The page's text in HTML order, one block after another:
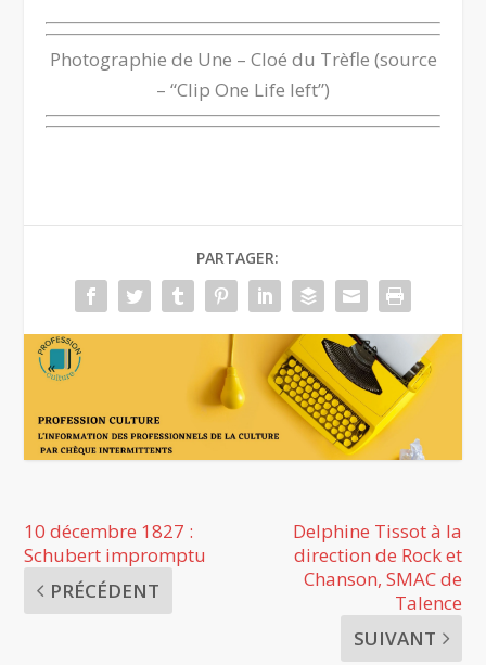
Photographie de Une – Cloé du Trèfle (source
– “Clip One Life left”)
PARTAGER:
10 décembre 1827 :
Schubert impromptu
PRÉCÉDENT
Delphine Tissot à la
direction de Rock et
Chanson, SMAC de
Talence
SUIVANT